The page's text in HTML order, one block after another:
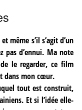
même s’il s’agit d’un
pas d’ennui. Ma note
le regarder, ce film
dans mon cœur.
tout est construit,
Et si l’idée elle-